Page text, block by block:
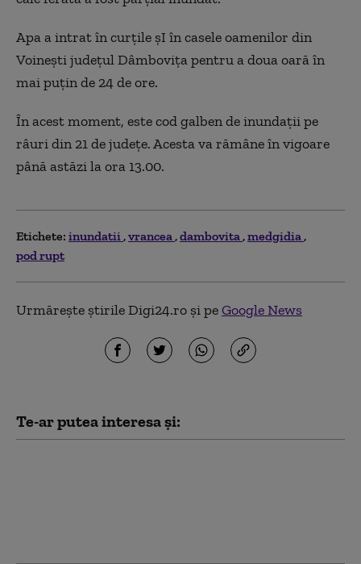
Apa a intrat în curţile şI în casele oamenilor din
Voineşti judeţul Dâmboviţa pentru a doua oară în
mai puţin de 24 de ore.
În acest moment, este cod galben de inundaţii pe
râuri din 21 de judeţe. Acesta va rămâne în vigoare
până astăzi la ora 13.00.
Etichete: inundatii vrancea dambovita medgidia
pod rupt
Urmărește știrile Digi24.ro și peGoogle News
Te-ar putea interesa și: